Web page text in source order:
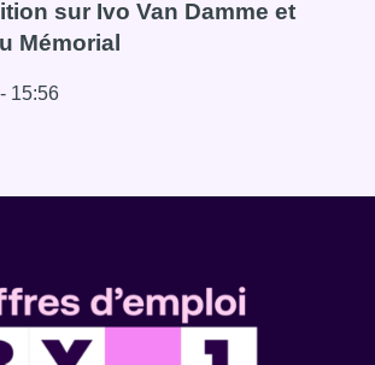
sur Ivo Van Damme et
Mémorial
15:56
Van Damme: “From Ivo to